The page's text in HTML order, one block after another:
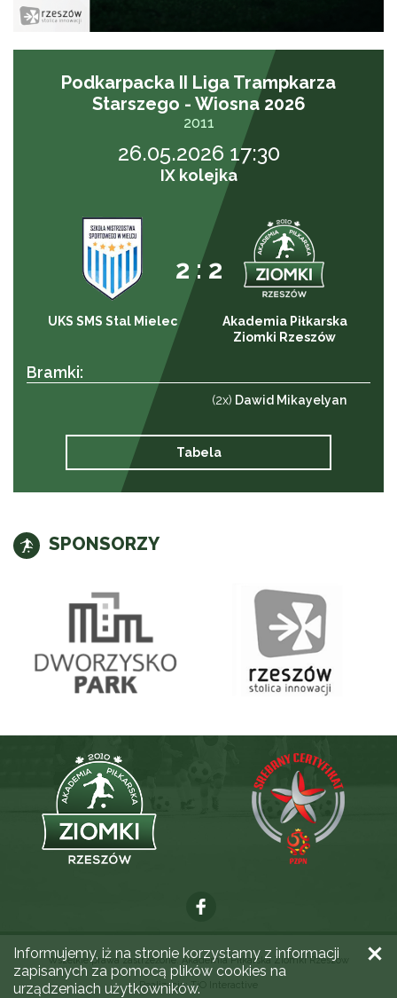
Podkarpacka II Liga Trampkarza
Starszego - Wiosna 2026
2011
26.05.2026 17:30
IX kolejka
2 : 2
UKS SMS Stal Mielec
Akademia Piłkarska
Ziomki Rzeszów
Bramki:
(2x) Dawid Mikayelyan
Tabela
SPONSORZY
Wszelkie prawa zastrzeżone. Akademia Piłkarska Ziomki Rzeszów
Realizacja:TiO Interactive
Informujemy, iż na stronie korzystamy z informacji
zapisanych za pomocą plików cookies na
urządzeniach użytkowników.